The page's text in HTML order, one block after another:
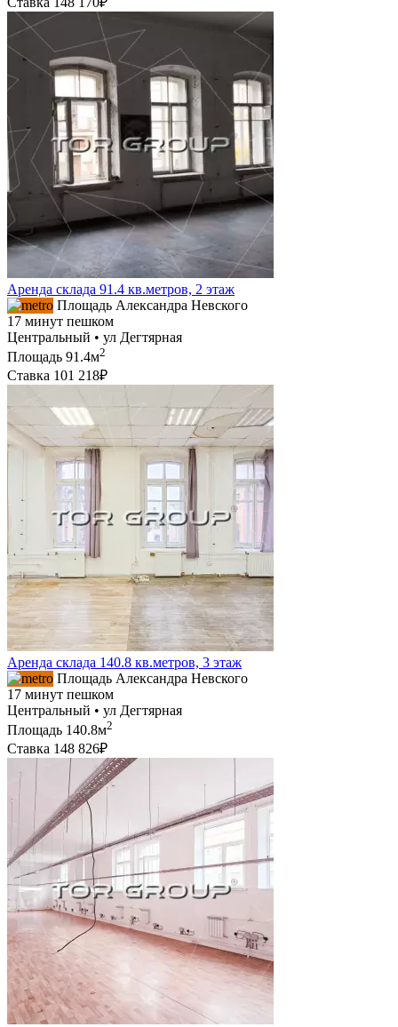
Аренда склада 91.4 кв.метров, 2 этаж
Площадь Александра Невского
17 минут пешком
Центральный • ул Дегтярная
Площадь 91.4м2
Ставка 101 218₽
Аренда склада 140.8 кв.метров, 3 этаж
Площадь Александра Невского
17 минут пешком
Центральный • ул Дегтярная
Площадь 140.8м2
Ставка 148 826₽